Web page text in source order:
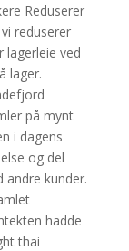
Reduserer
reduserer
lagerleie ved
lager.
på mynt
i dagens
og del
kunder.
hadde
thai